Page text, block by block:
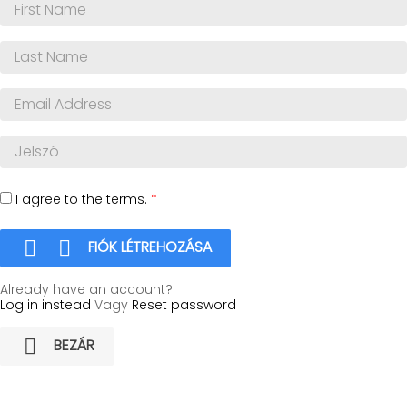
I agree to the terms. *
  FIÓK LÉTREHOZÁSA
Already have an account?
Log in instead Vagy Reset password
 BEZÁR